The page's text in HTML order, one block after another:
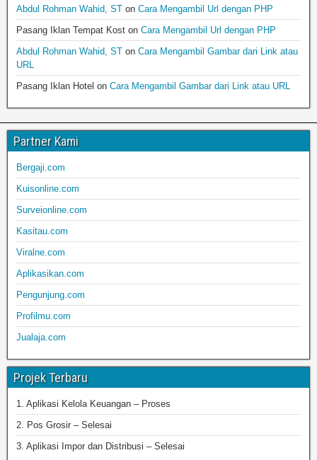
Abdul Rohman Wahid, ST on Cara Mengambil Url dengan PHP
Pasang Iklan Tempat Kost on Cara Mengambil Url dengan PHP
Abdul Rohman Wahid, ST on Cara Mengambil Gambar dari Link atau
URL
Pasang Iklan Hotel on Cara Mengambil Gambar dari Link atau URL
Partner Kami
Bergaji.com
Kuisonline.com
Surveionline.com
Kasitau.com
Viralne.com
Aplikasikan.com
Pengunjung.com
Profilmu.com
Jualaja.com
Projek Terbaru
1. Aplikasi Kelola Keuangan – Proses
2. Pos Grosir – Selesai
3. Aplikasi Impor dan Distribusi – Selesai